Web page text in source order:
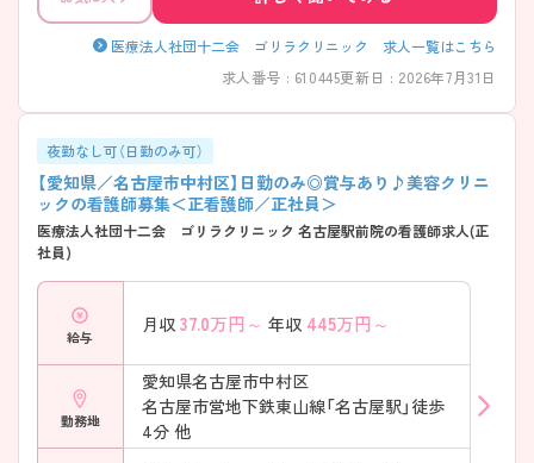
医療法人社団十二会 ゴリラクリニック 求人一覧はこちら
求人番号 : 610445更新日 : 2026年7月31日
夜勤なし可（日勤のみ可）
【愛知県／名古屋市中村区】日勤のみ◎賞与あり♪美容クリニ
ックの看護師募集＜正看護師／正社員＞
医療法人社団十二会 ゴリラクリニック 名古屋駅前院の看護師求人(正
社員)
給与
月収 37.0万円～ 年収 445万円～
勤務地
愛知県名古屋市中村区
名古屋市営地下鉄東山線「名古屋駅」徒歩
4分 他